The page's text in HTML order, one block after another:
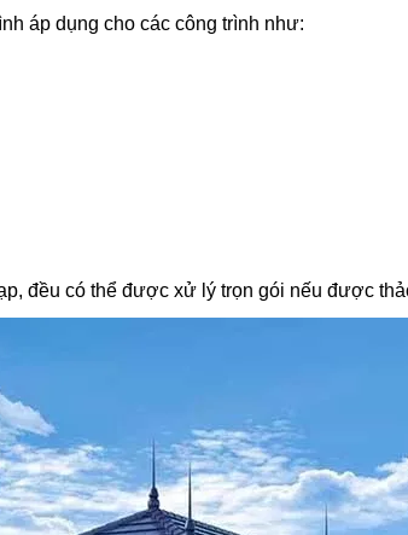
áp dụng cho các công trình như:
đều có thể được xử lý trọn gói nếu được